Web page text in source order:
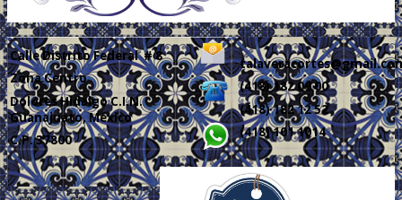
CalleDistrito Federal # 8
Zona Centro
Dolores Hidalgo C.I.N.
Guanajuato, México
C.P. 37800
(418) 182 09 00
(418) 182 12 52
(418) 101 1014
.